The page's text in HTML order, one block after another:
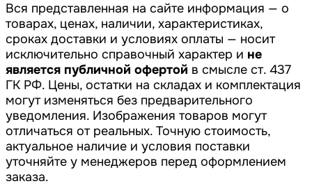
Вся представленная на сайте информация — о
товарах, ценах, наличии, характеристиках,
сроках доставки и условиях оплаты — носит
исключительно справочный характер и не
является публичной офертой в смысле ст. 437
ГК РФ. Цены, остатки на складах и комплектация
могут изменяться без предварительного
уведомления. Изображения товаров могут
отличаться от реальных. Точную стоимость,
актуальное наличие и условия поставки
уточняйте у менеджеров перед оформлением
заказа.